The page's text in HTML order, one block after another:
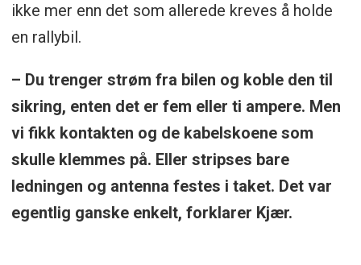
ikke mer enn det som allerede kreves å holde
en rallybil.
– Du trenger strøm fra bilen og koble den til
sikring, enten det er fem eller ti ampere. Men
vi fikk kontakten og de kabelskoene som
skulle klemmes på. Eller stripses bare
ledningen og antenna festes i taket. Det var
egentlig ganske enkelt, forklarer Kjær.